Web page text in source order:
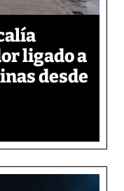
ligado a
desde